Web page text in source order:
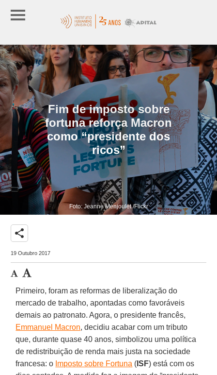
Fim de imposto sobre
fortuna reforça Macron
como “presidente dos
ricos”
Foto: Jeanne Menjoulet /Flickr
share
19 Outubro 2017
Primeiro, foram as reformas de liberalização do
mercado de trabalho, apontadas como favoráveis
demais ao patronato. Agora, o presidente francês,
Emmanuel Macron, decidiu acabar com um tributo
que, durante quase 40 anos, simbolizou uma política
de redistribuição de renda mais justa na sociedade
francesa: o Imposto sobre Fortuna ( ISF) está com os